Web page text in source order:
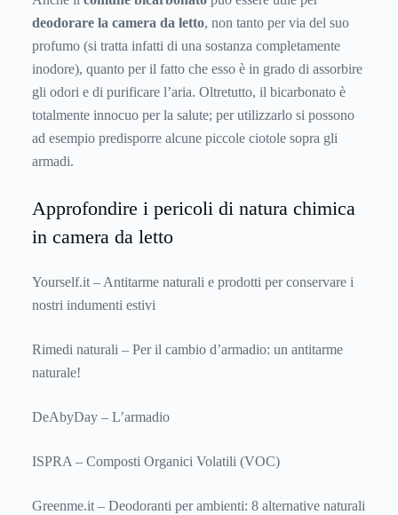
deodorare la camera da letto, non tanto per via del suo
profumo (si tratta infatti di una sostanza completamente
inodore), quanto per il fatto che esso è in grado di assorbire
gli odori e di purificare l’aria. Oltretutto, il bicarbonato è
totalmente innocuo per la salute; per utilizzarlo si possono
ad esempio predisporre alcune piccole ciotole sopra gli
armadi.
Approfondire i pericoli di natura chimica
in camera da letto
Yourself.it – Antitarme naturali e prodotti per conservare i
nostri indumenti estivi
Rimedi naturali – Per il cambio d’armadio: un antitarme
naturale!
DeAbyDay – L’armadio
ISPRA – Composti Organici Volatili (VOC)
Greenme.it – Deodoranti per ambienti: 8 alternative naturali